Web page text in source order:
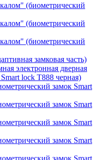
(биометрический
(биометрический
(биометрический
замковая часть)
электронная дверная
lock T888 черная)
замок Smart
замок Smart
замок Smart
замок Smart
замок Smart